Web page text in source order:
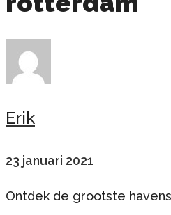
Erik
23 januari 2021
Ontdek de grootste